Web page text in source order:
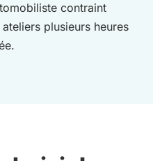
contraint
plusieurs heures